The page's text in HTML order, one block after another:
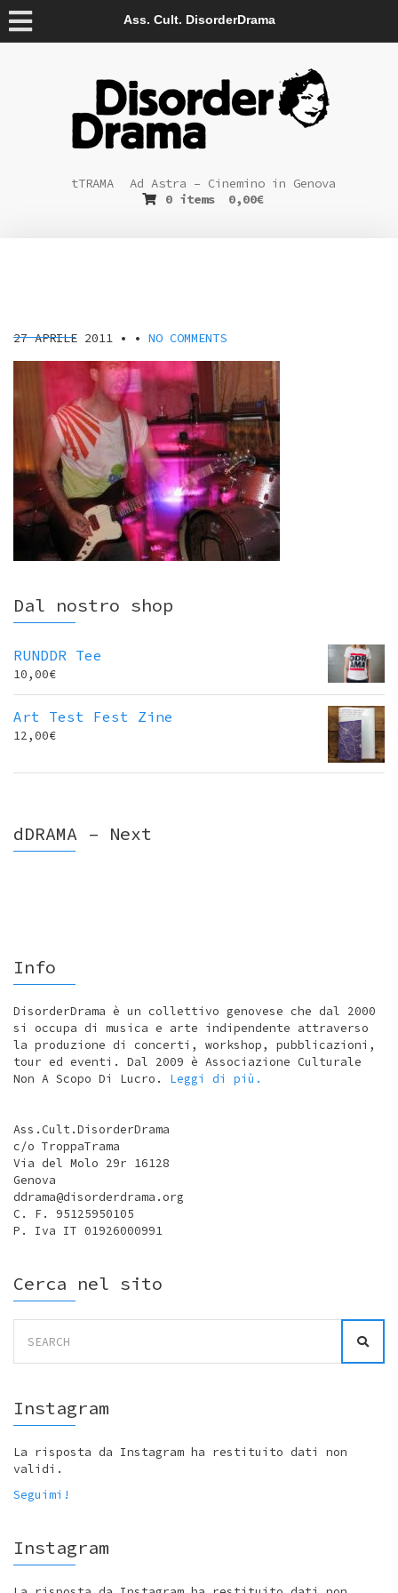
Ass. Cult. DisorderDrama
tTRAMA
Ad Astra – Cinemino in Genova
0 items
0,00€
27 APRILE 2011 • • NO COMMENTS
Dal nostro shop
RUNDDR Tee
10,00€
Art Test Fest Zine
12,00€
dDRAMA – Next
Info
DisorderDrama è un collettivo genovese che dal 2000
si occupa di musica e arte indipendente attraverso
la produzione di concerti, workshop, pubblicazioni,
tour ed eventi. Dal 2009 è Associazione Culturale
Non A Scopo Di Lucro. Leggi di più.
Ass.Cult.DisorderDrama
c/o TroppaTrama
Via del Molo 29r 16128
Genova
ddrama@disorderdrama.org
C. F. 95125950105
P. Iva IT 01926000991
Cerca nel sito
for:
Instagram
La risposta da Instagram ha restituito dati non
validi.
Seguimi!
Instagram